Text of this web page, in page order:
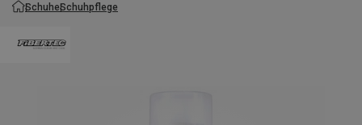
SchuheSchuhpflege